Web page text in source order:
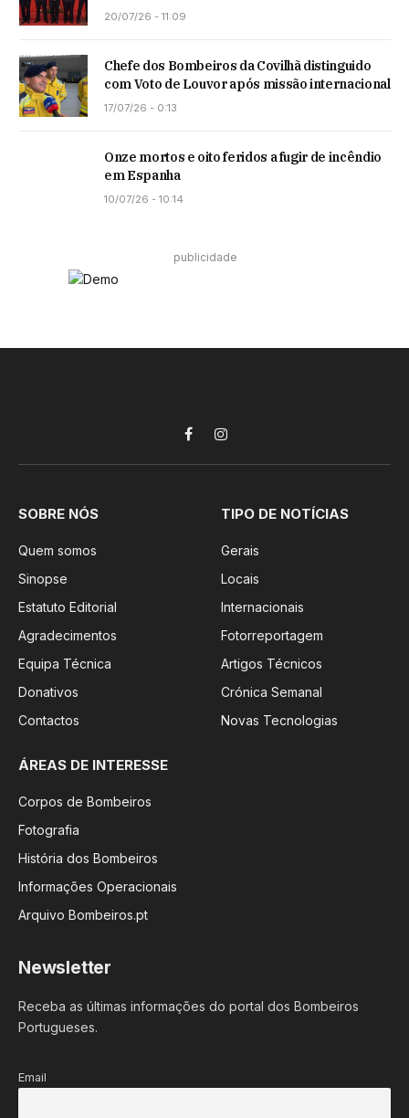
20/07/26 - 11:09
Chefe dos Bombeiros da Covilhã distinguido
com Voto de Louvor após missão internacional
17/07/26 - 0:13
Onze mortos e oito feridos a fugir de incêndio
em Espanha
10/07/26 - 10:14
publicidade
FacebookInstagram
SOBRE NÓS
Quem somos
Sinopse
Estatuto Editorial
Agradecimentos
Equipa Técnica
Donativos
Contactos
TIPO DE NOTÍCIAS
Gerais
Locais
Internacionais
Fotorreportagem
Artigos Técnicos
Crónica Semanal
Novas Tecnologias
ÁREAS DE INTERESSE
Corpos de Bombeiros
Fotografia
História dos Bombeiros
Informações Operacionais
Arquivo Bombeiros.pt
Newsletter
Receba as últimas informações do portal dos Bombeiros
Portugueses.
Email